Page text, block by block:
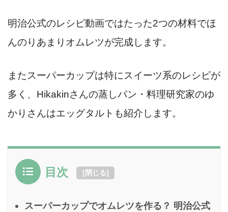
明治公式のレシピ動画ではたった2つの材料でほ
んのりあまりオムレツが完成します。
またスーパーカップは特にスイーツ系のレシピが
多く、Hikakinさんの蒸しパン・料理研究家のゆ
かりさんはエッグタルトも紹介します。
目次 [閉じる]
スーパーカップでオムレツを作る？ 明治公式